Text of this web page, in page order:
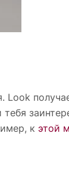
Look
к этой